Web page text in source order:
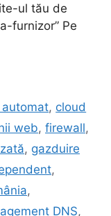
ul tău de
furnizor” Pe
, cloud
web, firewall,
, gazduire
,
,
DNS,